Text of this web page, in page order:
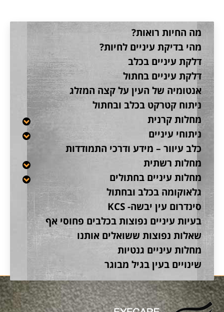
מה החיות רואות?
מהי בדיקת עיניים לחיות?
דלקת עיניים בכלב
דלקת עיניים בחתול
אנטומיה של העין על קצה המזלג
ניתוח קטרקט בכלב ובחתול
מחלות קרנית
ניתוחי עיניים
כלב עיוור – מידע ודרכי התמודדות
מחלות רשתית
מחלות עיניים בחתולים
גלאוקומה בכלב ובחתול
סינדרום עין יבשה- KCS
בעיות עיניים נפוצות בכלבים פחוסי אף
שאלות נפוצות ששואלים אותנו
מחלות עיניים גנטיות
שינויים בעין בגיל מבוגר